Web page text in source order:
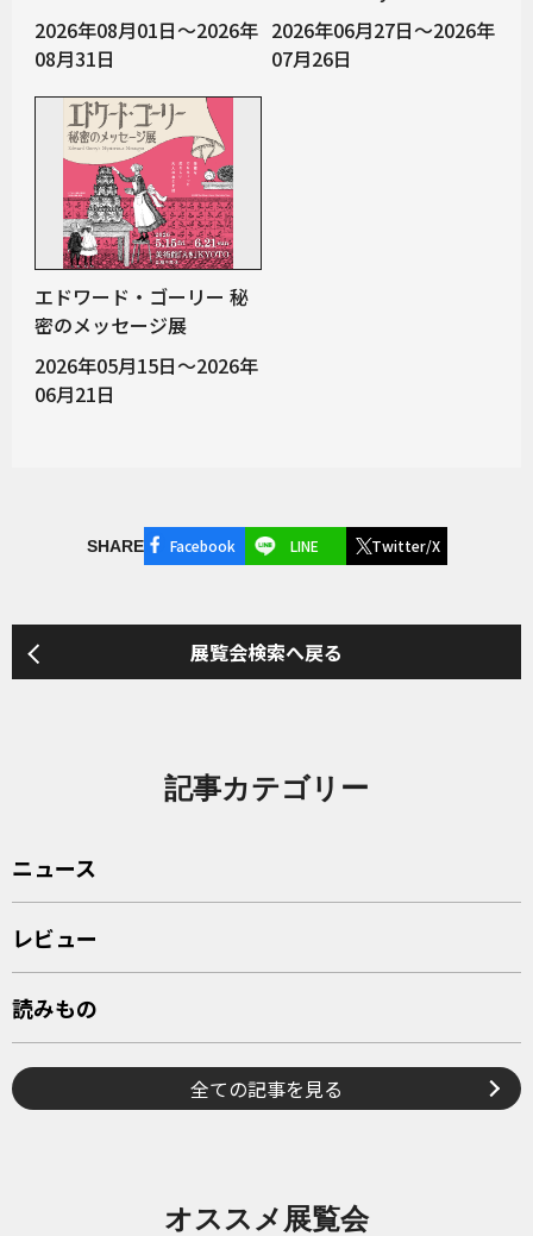
2026年08月01日～2026年
08月31日
2026年06月27日～2026年
07月26日
エドワード・ゴーリー 秘
密のメッセージ展
2026年05月15日～2026年
06月21日
SHARE Facebook LINE Twitter/X
展覧会検索へ戻る
記事カテゴリー
ニュース
レビュー
読みもの
全ての記事を見る
オススメ展覧会